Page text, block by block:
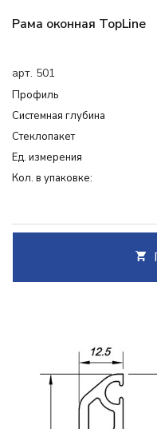
Рама оконная TopLine
арт. 501
Профиль
Системная глубина
Cтеклопакет
Ед. измерения
Кол. в упаковке: